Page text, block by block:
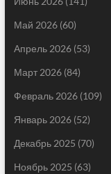
Май 2026(60)
Апрель 2026(53)
Март 2026(84)
Февраль 2026(109)
Январь 2026(52)
Декабрь 2025 (70)
Ноябрь 2025 (63)